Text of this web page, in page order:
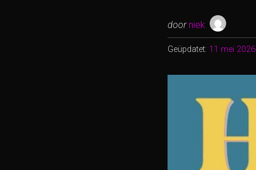
door niek
Geüpdatet: 11 mei 2026